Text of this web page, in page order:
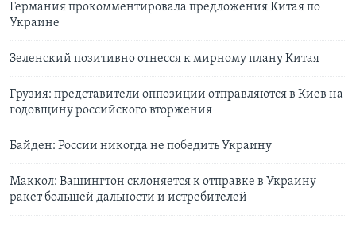
Германия прокомментировала предложения Китая по
Украине
Зеленский позитивно отнесся к мирному плану Китая
Грузия: представители оппозиции отправляются в Киев на
годовщину российского вторжения
Байден: России никогда не победить Украину
Маккол: Вашингтон склоняется к отправке в Украину
ракет большей дальности и истребителей